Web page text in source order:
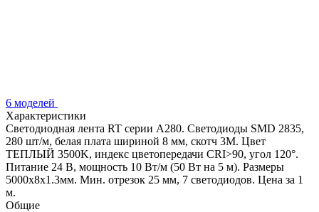
6 моделей
Характеристики
Светодиодная лента RT серии A280. Светодиоды SMD 2835,
280 шт/м, белая плата шириной 8 мм, скотч 3M. Цвет
ТЕПЛЫЙ 3500K, индекс цветопередачи CRI>90, угол 120°.
Питание 24 В, мощность 10 Вт/м (50 Вт на 5 м). Размеры
5000x8x1.3мм. Мин. отрезок 25 мм, 7 светодиодов. Цена за 1
м.
Общие